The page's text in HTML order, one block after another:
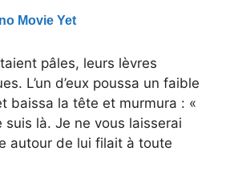
pâles, leurs lèvres
L’un d’eux poussa un faible
baissa la tête et murmura : «
suis là. Je ne vous laisserai
autour de lui filait à toute